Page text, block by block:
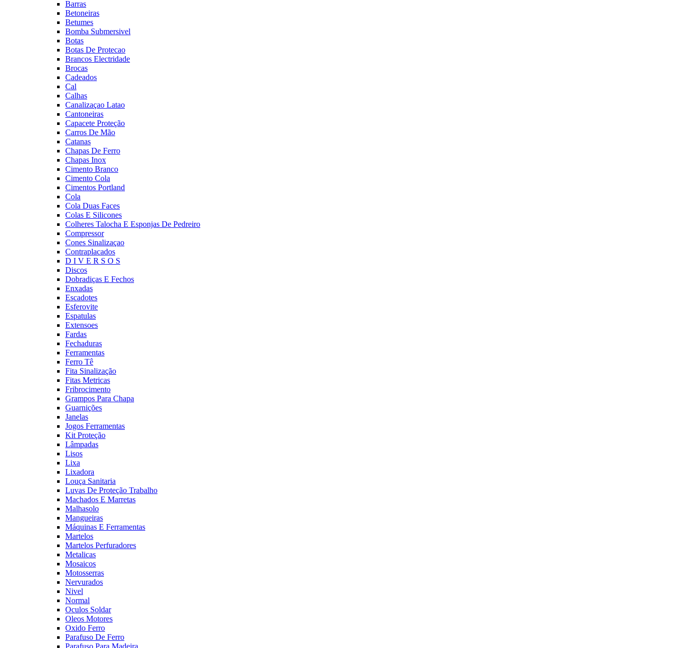
Barras
Betoneiras
Betumes
Bomba Submersivel
Botas
Botas De Protecao
Brancos Electridade
Brocas
Cadeados
Cal
Calhas
Canalizaçao Latao
Cantoneiras
Capacete Proteção
Carros De Mão
Catanas
Chapas De Ferro
Chapas Inox
Cimento Branco
Cimento Cola
Cimentos Portland
Cola
Cola Duas Faces
Colas E Silicones
Colheres Talocha E Esponjas De Pedreiro
Compressor
Cones Sinalizaçao
Contraplacados
D I V E R S O S
Discos
Dobradiças E Fechos
Enxadas
Escadotes
Esferovite
Espatulas
Extensoes
Fardas
Fechaduras
Ferramentas
Ferro Tê
Fita Sinalização
Fitas Metricas
Fribrocimento
Grampos Para Chapa
Guarnições
Janelas
Jogos Ferramentas
Kit Proteção
Lâmpadas
Lisos
Lixa
Lixadora
Louça Sanitaria
Luvas De Proteção Trabalho
Machados E Marretas
Malhasolo
Mangueiras
Máquinas E Ferramentas
Martelos
Martelos Perfuradores
Metalicas
Mosaicos
Motosserras
Nervurados
Nivel
Normal
Oculos Soldar
Oleos Motores
Oxido Ferro
Parafuso De Ferro
Parafuso Para Madeira